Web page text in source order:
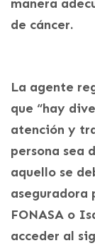
manera
de cáncer.
La agente
que “hay
atención y
persona sea
aquello se
aseguradora
FONASA o
acceder al